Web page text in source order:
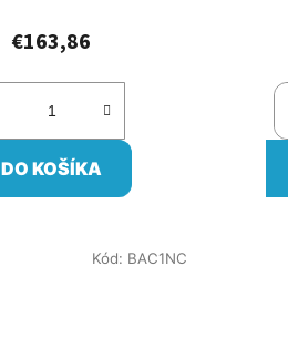
€163,86
DO KOŠÍKA
Kód: BAC1NC